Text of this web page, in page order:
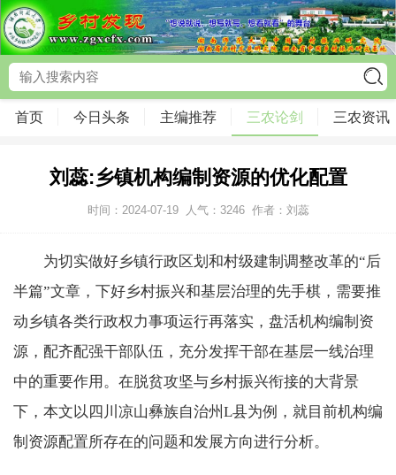
首页 今日头条 主编推荐 三农论剑 三农资讯
刘蕊:乡镇机构编制资源的优化配置
时间：2024-07-19 人气： 3246 作者：刘蕊
为切实做好乡镇行政区划和村级建制调整改革的“后
半篇”文章，下好乡村振兴和基层治理的先手棋，需要推
动乡镇各类行政权力事项运行再落实，盘活机构编制资
源，配齐配强干部队伍，充分发挥干部在基层一线治理
中的重要作用。在脱贫攻坚与乡村振兴衔接的大背景
下，本文以四川凉山彝族自治州L县为例，就目前机构编
制资源配置所存在的问题和发展方向进行分析。